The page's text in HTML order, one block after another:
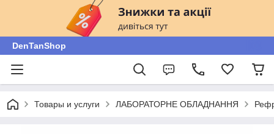
DenTanShop
Товары и услуги ЛАБОРАТОРНЕ ОБЛАДНАННЯ